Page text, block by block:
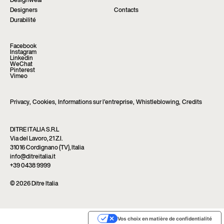
Designers
Contacts
Durabilité
Facebook
Instagram
Linkedin
WeChat
Pinterest
Vimeo
Privacy, Cookies, Informations sur l’entreprise, Whistleblowing, Credits
DITRE ITALIA S.R.L
Via del Lavoro, 21 Z.I.
31016 Cordignano (TV), Italia
info@ditreitalia.it
+39 0438 9999
© 2026 Ditre Italia
Vos choix en matière de confidentialité